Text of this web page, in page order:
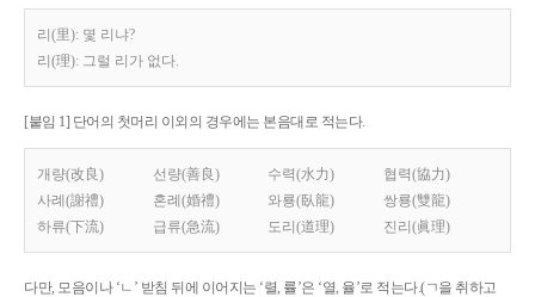
리(里): 몇 리냐?
리(理): 그럴 리가 없다.
[붙임 1] 단어의 첫머리 이외의 경우에는 본음대로 적는다.
개량(改良) 선량(善良) 수력(水力)
협력(協力)
사례(謝禮)
혼례(婚禮) 와룡(臥龍)
쌍룡(雙龍)
하류(下流)
급류(急流) 도리(道理) 진리(眞理)
다만, 모음이나 ‘ㄴ’ 받침 뒤에 이어지는 ‘렬, 률’은 ‘열, 율’로 적는다.(ㄱ을 취하고